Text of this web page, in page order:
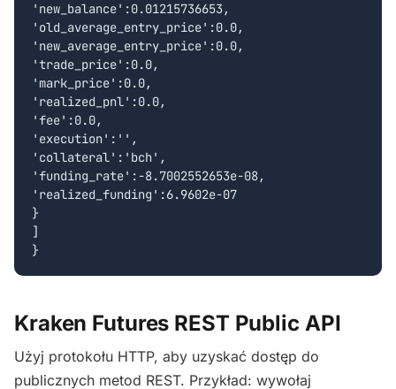
'new_balance':0.01215736653,
'old_average_entry_price':0.0,
'new_average_entry_price':0.0,
'trade_price':0.0,
'mark_price':0.0,
'realized_pnl':0.0,
'fee':0.0,
'execution':'',
'collateral':'bch',
'funding_rate':-8.7002552653e-08,
'realized_funding':6.9602e-07
}
]
Kraken Futures REST Public API
Użyj protokołu HTTP, aby uzyskać dostęp do
publicznych metod REST. Przykład: wywołaj